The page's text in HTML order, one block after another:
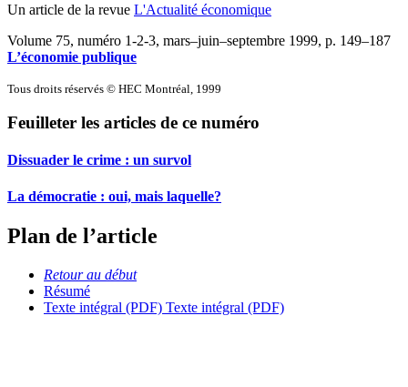
Un article de la revue L'Actualité économique
Volume 75, numéro 1-2-3, mars–juin–septembre 1999, p. 149–187
L’économie publique
Tous droits réservés © HEC Montréal, 1999
Feuilleter les articles de ce numéro
Dissuader le crime : un survol
La démocratie : oui, mais laquelle?
Plan de l’article
Retour au début
Résumé
Texte intégral (PDF) Texte intégral (PDF)